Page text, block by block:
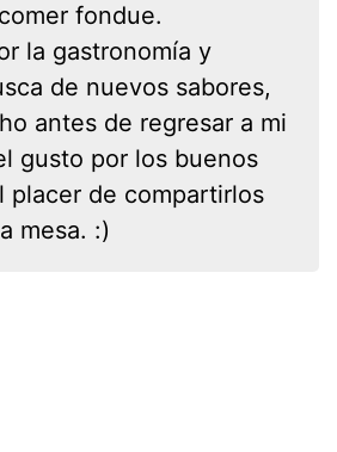
fondue.
la gastronomía y
de nuevos sabores,
antes de regresar a mi
gusto por los buenos
placer de compartirlos
mesa. :)